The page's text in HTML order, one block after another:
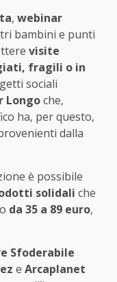
, webinar
bambini e punti
visite
fragili o in
sociali
Longoche,
ha, per questo,
dalla
è possibile
solidali che
da 35 a 89 euro,
Sfoderabile
e Arcaplanet